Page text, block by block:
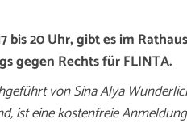
bis 20 Uhr, gibt es im
gegen Rechts für FLINTA.
von Sina Alya
ist eine kostenfreie